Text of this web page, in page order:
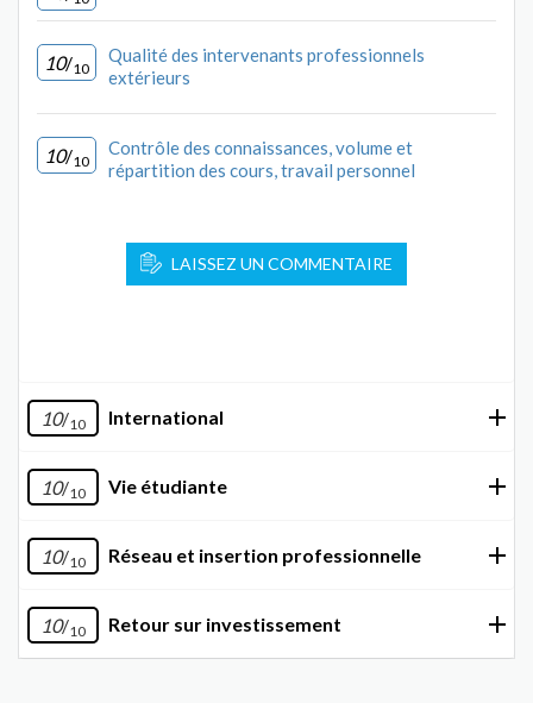
10/10
Qualité des intervenants professionnels
extérieurs
10/10
Contrôle des connaissances, volume et
répartition des cours, travail personnel
LAISSEZ UN COMMENTAIRE
10/10 International
10/10 Vie étudiante
10/10 Réseau et insertion professionnelle
10/10 Retour sur investissement